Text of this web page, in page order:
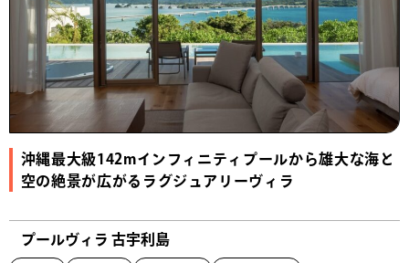
沖縄最大級142mインフィニティプールから雄大な海と
空の絶景が広がるラグジュアリーヴィラ
プールヴィラ 古宇利島